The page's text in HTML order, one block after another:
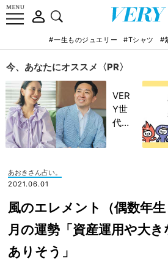
#一生ものジュエリー #Tシャツ #
今、あなたにオススメ〈PR〉
VER
Y世
代が
んと
考え
る
あおきさん占い。
2021.06.01
風のエレメント（偶数年
月の運勢「資産運用や大
ありそう」